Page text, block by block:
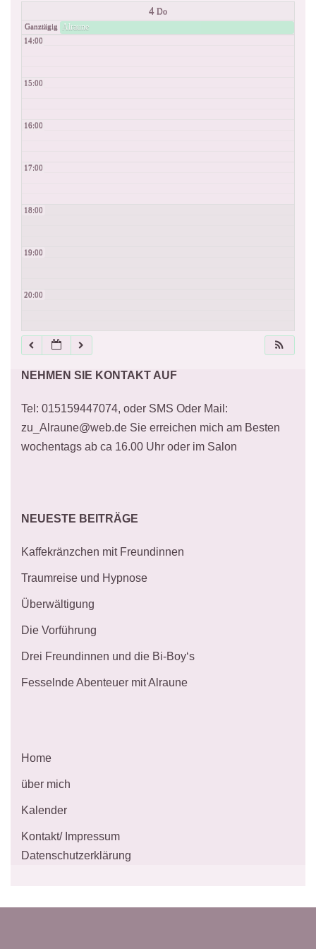
4 Do
Ganztägig Alraune
14:00
15:00
16:00
17:00
18:00
19:00
20:00
21:00
22:00
23:00
NEHMEN SIE KONTAKT AUF
Tel: 015159447074, oder SMS Oder Mail:
zu_Alraune@web.de Sie erreichen mich am Besten
wochentags ab ca 16.00 Uhr oder im Salon
NEUESTE BEITRÄGE
Kaffekränzchen mit Freundinnen
Traumreise und Hypnose
Überwältigung
Die Vorführung
Drei Freundinnen und die Bi-Boy‘s
Fesselnde Abenteuer mit Alraune
Home
über mich
Kalender
Kontakt/ Impressum
Datenschutzerklärung